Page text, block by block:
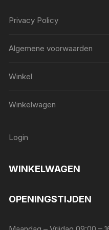
Privacy Policy
Algemene voorwaarden
Winkel
Winkelwagen
Login
WINKELWAGEN
OPENINGSTIJDEN